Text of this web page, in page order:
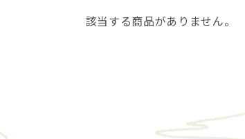
該当する商品がありません。